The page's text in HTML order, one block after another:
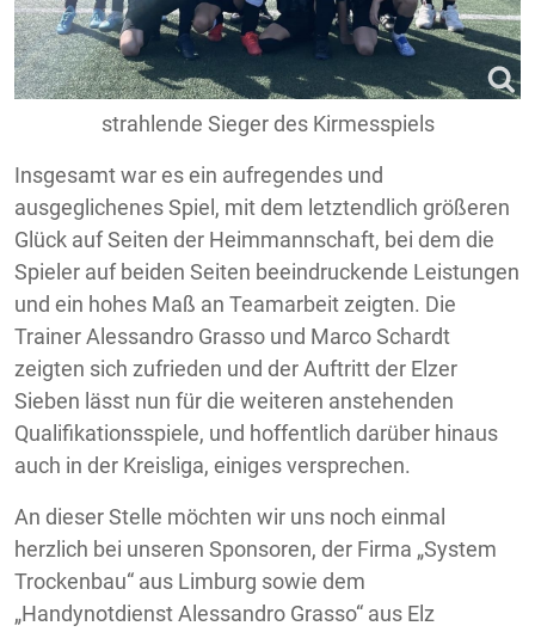
strahlende Sieger des Kirmesspiels
Insgesamt war es ein aufregendes und
ausgeglichenes Spiel, mit dem letztendlich größeren
Glück auf Seiten der Heimmannschaft, bei dem die
Spieler auf beiden Seiten beeindruckende Leistungen
und ein hohes Maß an Teamarbeit zeigten. Die
Trainer Alessandro Grasso und Marco Schardt
zeigten sich zufrieden und der Auftritt der Elzer
Sieben lässt nun für die weiteren anstehenden
Qualifikationsspiele, und hoffentlich darüber hinaus
auch in der Kreisliga, einiges versprechen.
An dieser Stelle möchten wir uns noch einmal
herzlich bei unseren Sponsoren, der Firma „System
Trockenbau“ aus Limburg sowie dem
„Handynotdienst Alessandro Grasso“ aus Elz